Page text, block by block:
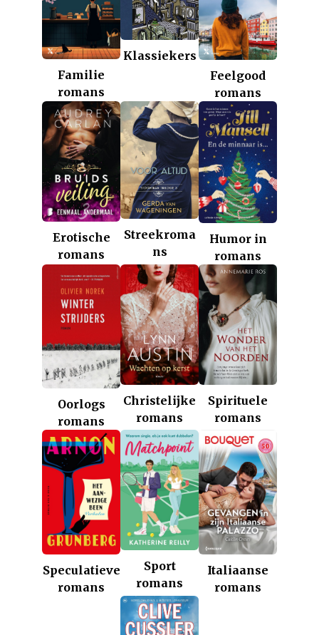
Familie
romans
Klassiekers
Feelgood
romans
Erotische
romans
Streekroma
ns
Humor in
romans
Oorlogs
romans
Christelijke
romans
Spirituele
romans
Speculatieve
romans
Sport
romans
Italiaanse
romans